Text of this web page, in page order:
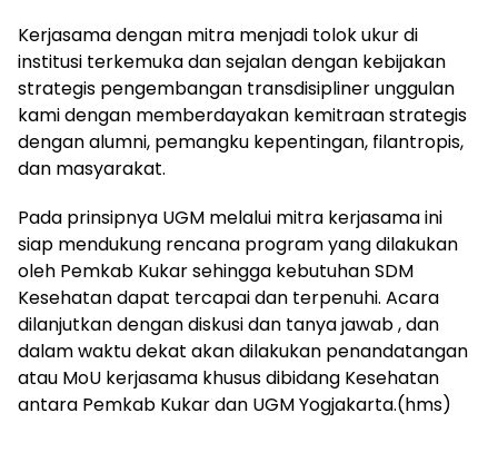
Kerjasama dengan mitra menjadi tolok ukur di
institusi terkemuka dan sejalan dengan kebijakan
strategis pengembangan transdisipliner unggulan
kami dengan memberdayakan kemitraan strategis
dengan alumni, pemangku kepentingan, filantropis,
dan masyarakat.
Pada prinsipnya UGM melalui mitra kerjasama ini
siap mendukung rencana program yang dilakukan
oleh Pemkab Kukar sehingga kebutuhan SDM
Kesehatan dapat tercapai dan terpenuhi. Acara
dilanjutkan dengan diskusi dan tanya jawab , dan
dalam waktu dekat akan dilakukan penandatangan
atau MoU kerjasama khusus dibidang Kesehatan
antara Pemkab Kukar dan UGM Yogjakarta.(hms)